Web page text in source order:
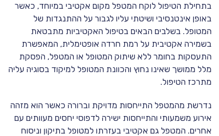
בתחילת הטיפול לוקח המטפל מקום אקטיבי במיוחד, כאשר
באופן אינטנסיבי ושיטתי עליו לגבור על ההתנגדות של
המטופל. בשלבים הבאים בטיפול האקטיביות מתבטאת
בשמירה אקטיבית על רמת חרדה אופטימלית, המאפשרת
התעסקות בחומר ללא שיתוק המטופל או המטפל, הפסקת
מלל ממושך שאינו נחוץ והכוונת המטופל למיקוד בסוגיה עליה
מתרכז הטיפול.
נדרשת מהמטפל התייחסות מדויקת וברורה כאשר הוא מזהה
אירוע משמעותי והתייחסות ישירה לדפוסי יחסים מעוותים עם
אחרים. המטפל גם אקטיבי בעזרתו למטופל בתיקון וניסוח